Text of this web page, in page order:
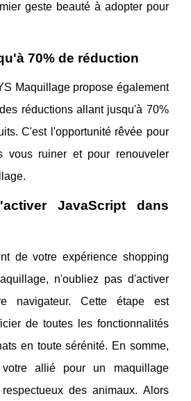
geste beauté à adopter pour
70% de réduction
Maquillage propose également
réductions allant jusqu'à 70%
C'est l'opportunité rêvée pour
vous ruiner et pour renouveler
JavaScript dans
de votre expérience shopping
n'oubliez pas d'activer
navigateur. Cette étape est
de toutes les fonctionnalités
en toute sérénité. En somme,
allié pour un maquillage
des animaux. Alors